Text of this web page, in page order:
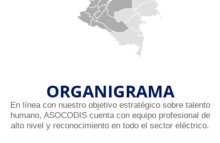
ORGANIGRAMA
En línea con nuestro objetivo estratégico sobre talento
humano, ASOCODIS cuenta con equipo profesional de
alto nivel y reconocimiento en todo el sector eléctrico.